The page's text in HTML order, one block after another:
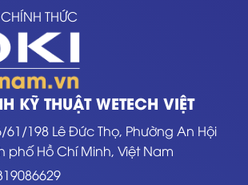
THỨC
KỸ THUẬT WETECH VIỆT
61/198 Lê Đức Thọ, Phường An Hội
phố Hồ Chí Minh, Việt Nam